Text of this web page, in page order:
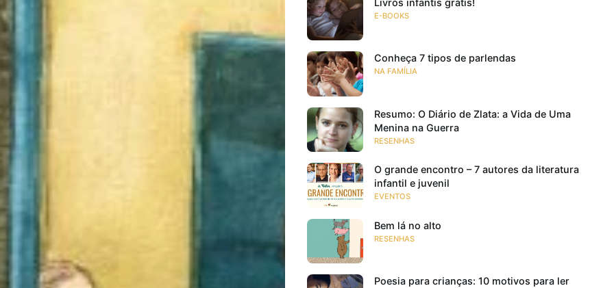
E-BOOKS
Conheça 7 tipos de parlendas
NA FAMÍLIA
Resumo: O Diário de Zlata: a Vida de Uma
Menina na Guerra
RESENHAS
O grande encontro – 7 autores da literatura
infantil e juvenil
EVENTOS
Bem lá no alto
RESENHAS
Poesia para crianças: 10 motivos para ler